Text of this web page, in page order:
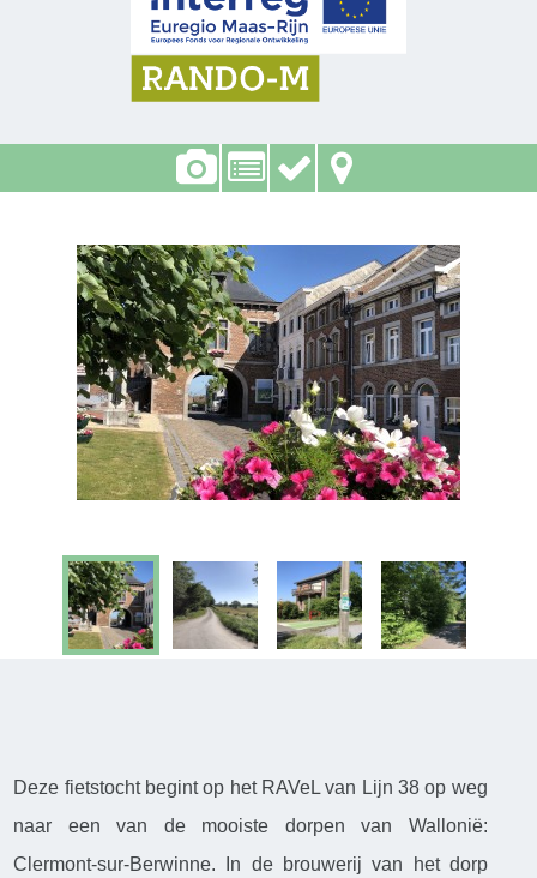
Deze fietstocht begint op het RAVeL van Lijn 38 op weg
naar een van de mooiste dorpen van Wallonië:
Clermont-sur-Berwinne. In de brouwerij van het dorp